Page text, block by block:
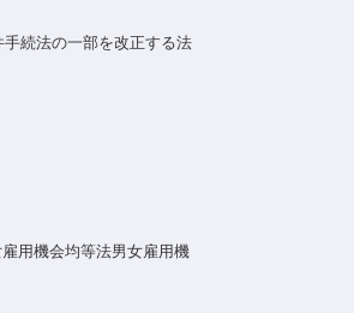
続法の一部を改正する法
用機会均等法男女雇用機